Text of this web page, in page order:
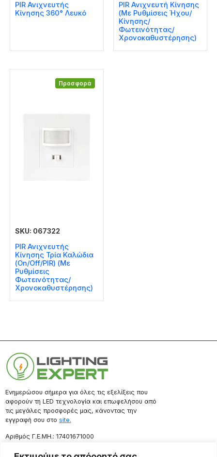
PIR Ανιχνευτής
Κίνησης 360° Λευκό
PIR Ανιχνευτή Κίνησης
(Με Ρυθμίσεις Ήχου/
Κίνησης/
Φωτεινότητας/
Χρονοκαθυστέρησης)
Προσφορά
SKU: 067322
PIR Ανιχνευτής
Κίνησης Τρία Καλώδια
(On/Off/PIR) (Με
Ρυθμίσεις
Φωτεινότητας/
Χρονοκαθυστέρησης)
Ενημερώσου σήμερα για όλες τις εξελίξεις που
αφορούν τη LED τεχνολογία και επωφελήσου από
τις μεγάλες προσφορές μας, κάνοντας την
εγγραφή σου στο site.
Aριθμός Γ.Ε.ΜΗ.: 17401671000